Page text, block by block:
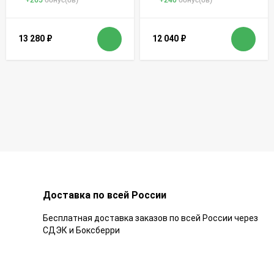
13 280 ₽ 12 040 ₽
Доставка по всей России
Бесплатная доставка заказов по всей России через
СДЭК и Боксберри